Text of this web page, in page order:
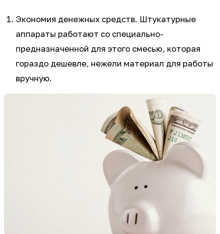
Экономия денежных средств. Штукатурные
аппараты работают со специально-
предназначенной для этого смесью, которая
гораздо дешевле, нежели материал для работы
вручную.